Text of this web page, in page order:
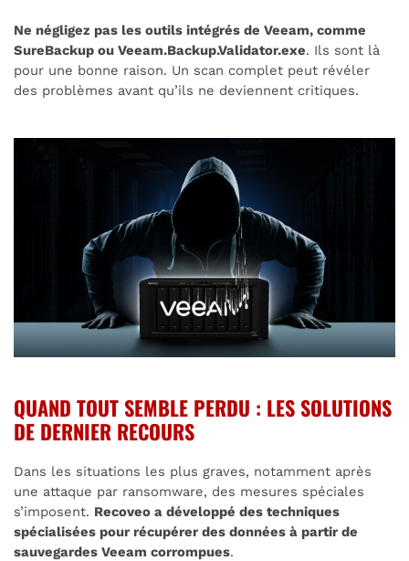
Ne négligez pas les outils intégrés de Veeam, comme
SureBackup ou Veeam.Backup.Validator.exe. Ils sont là
pour une bonne raison. Un scan complet peut révéler
des problèmes avant qu’ils ne deviennent critiques.
QUAND TOUT SEMBLE PERDU : LES SOLUTIONS
DE DERNIER RECOURS
Dans les situations les plus graves, notamment après
une attaque par ransomware, des mesures spéciales
s’imposent. Recoveo a développé des techniques
spécialisées pour récupérer des données à partir de
sauvegardes Veeam corrompues.